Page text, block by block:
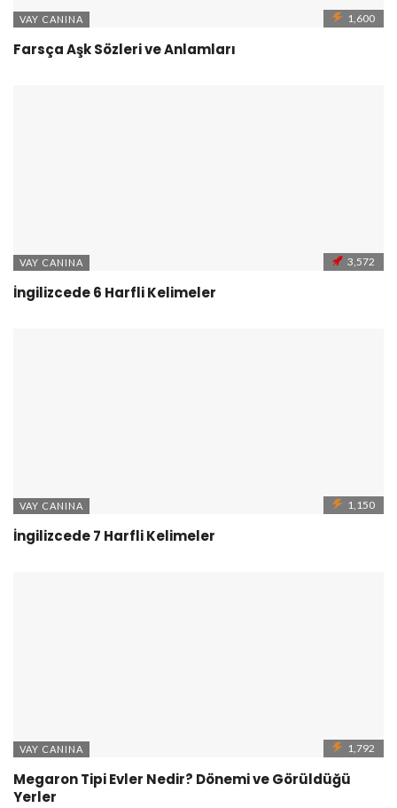
VAY CANINA 1,600
Farsça Aşk Sözleri ve Anlamları
VAY CANINA 3,572
İngilizcede 6 Harfli Kelimeler
VAY CANINA 1,150
İngilizcede 7 Harfli Kelimeler
VAY CANINA 1,792
Megaron Tipi Evler Nedir? Dönemi ve Görüldüğü
Yerler